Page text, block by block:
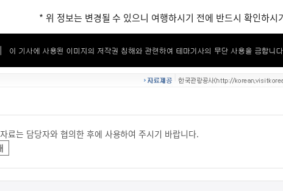
* 위 정보는 변경될 수 있으니 여행하시기 전에 반드시 확인하시
료는 담당자와 협의한 후에 사용하여 주시기 바랍니다.